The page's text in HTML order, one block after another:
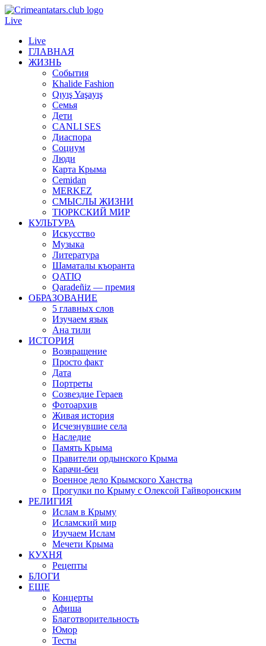
Live
Live
ГЛАВНАЯ
ЖИЗНЬ
События
Khalide Fashion
Qıyış Yaşayış
Семья
Дети
CANLI SES
Диаспора
Социум
Люди
Карта Крыма
Cemidan
МERKEZ
СМЫСЛЫ ЖИЗНИ
ТЮРКСКИЙ МИР
КУЛЬТУРА
Искусство
Музыка
Литература
Шаматалы къоранта
QATIQ
Qaradeñiz — премия
ОБРАЗОВАНИЕ
5 главных слов
Изучаем язык
Ана тили
ИСТОРИЯ
Возвращение
Просто факт
Дата
Портреты
Созвездие Гераев
Фотоархив
Живая история
Исчезнувшие села
Наследие
Память Крыма
Правители ордынского Крыма
Карачи-беи
Военное дело Крымского Ханства
Прогулки по Крыму с Олексой Гайворонским
РЕЛИГИЯ
Ислам в Крыму
Исламский мир
Изучаем Ислам
Мечети Крыма
КУХНЯ
Рецепты
БЛОГИ
ЕЩЕ
Концерты
Афиша
Благотворительность
Юмор
Тесты